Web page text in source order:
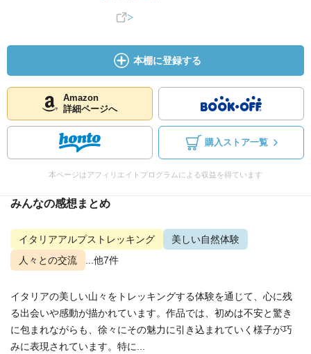
本棚に登録する
Amazon
詳細ページへ
購入ストア一覧
本ページはアフィリエイトプログラムによる収益を得ています
みんなの感想まとめ
イタリアアルプストレッキング
美しい自然体験
人々との交流
...他7件
イタリアの美しい山々をトレッキングする体験を通じて、心に残
る出会いや感動が描かれています。作品では、初めは不安と驚き
に包まれながらも、徐々にその魅力に引き込まれていく様子が巧
みに表現されています。特に...